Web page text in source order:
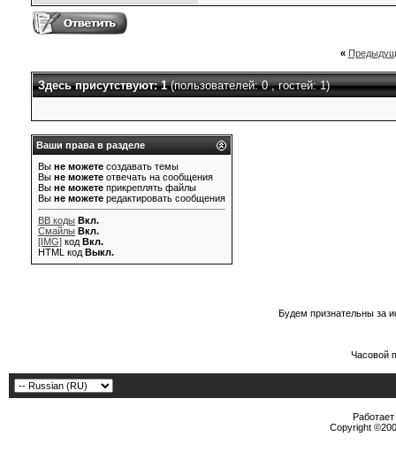
«
Здесь присутствуют: 1(пользователей: 0 , гостей: 1)
Ваши права в разделе
Вы не можете создавать темы
Вы не можете отвечать на сообщения
Вы не можете прикреплять файлы
Вы не можете редактировать сообщения
BB коды Вкл.
Смайлы Вкл.
[IMG] код Вкл.
HTML код Выкл.
Будем признательны за
Часовой
Copyright